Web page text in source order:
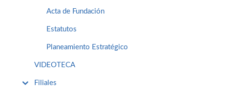
Acta de Fundación
Estatutos
Planeamiento Estratégico
VIDEOTECA
Filiales